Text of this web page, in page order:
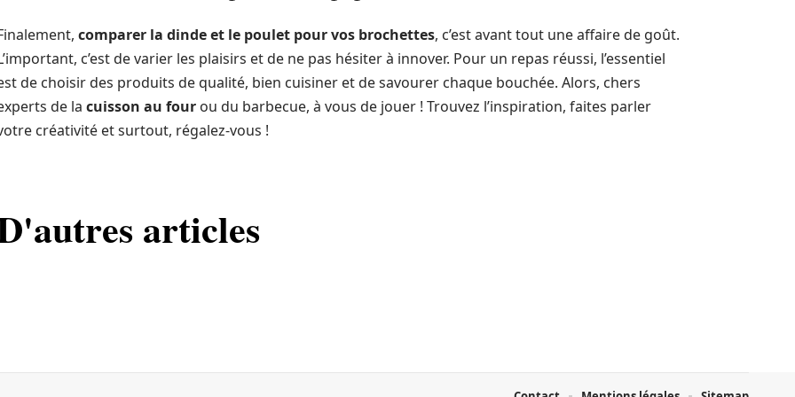
comparer la dinde et le poulet pour vos brochettes, c’est avant tout une affaire de goût.
c’est de varier les plaisirs et de ne pas hésiter à innover. Pour un repas réussi, l’essentiel
de choisir des produits de qualité, bien cuisiner et de savourer chaque bouchée. Alors, chers
de la cuisson au four ou du barbecue, à vous de jouer ! Trouvez l’inspiration, faites parler
créativité et surtout, régalez-vous !
articles